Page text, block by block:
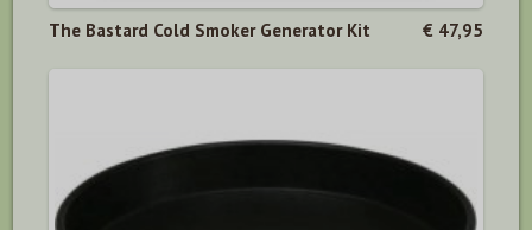
The Bastard Cold Smoker Generator Kit € 47,95